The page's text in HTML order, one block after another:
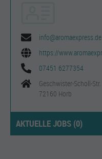
info@aromaexpress.de
https://
07451 6277354
Geschwister-Scholl-
72160 Horb
AKTUELLE JOBS (0)